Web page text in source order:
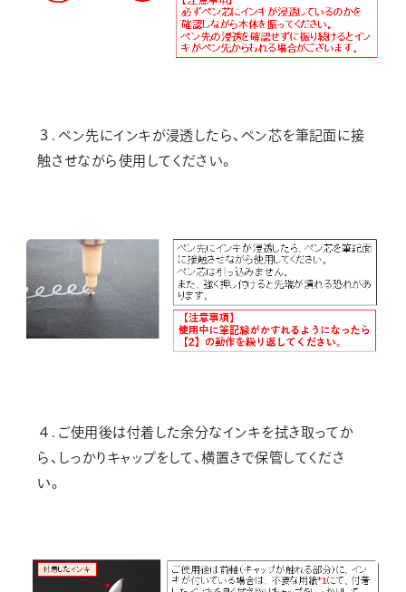
３. ペン先にインキが浸透したら、ペン芯を筆記面に接
触させながら使用してください。
４. ご使用後は付着した余分なインキを拭き取ってか
ら、しっかりキャップをして、横置きで保管してくださ
い。